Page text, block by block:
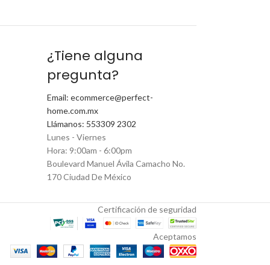
¿Tiene alguna
pregunta?
Email: ecommerce@perfect-
home.com.mx
Llámanos: 553309 2302
Lunes - Viernes
Hora: 9:00am - 6:00pm
Boulevard Manuel Ávila Camacho No.
170 Ciudad De México
Certificación de seguridad
Aceptamos